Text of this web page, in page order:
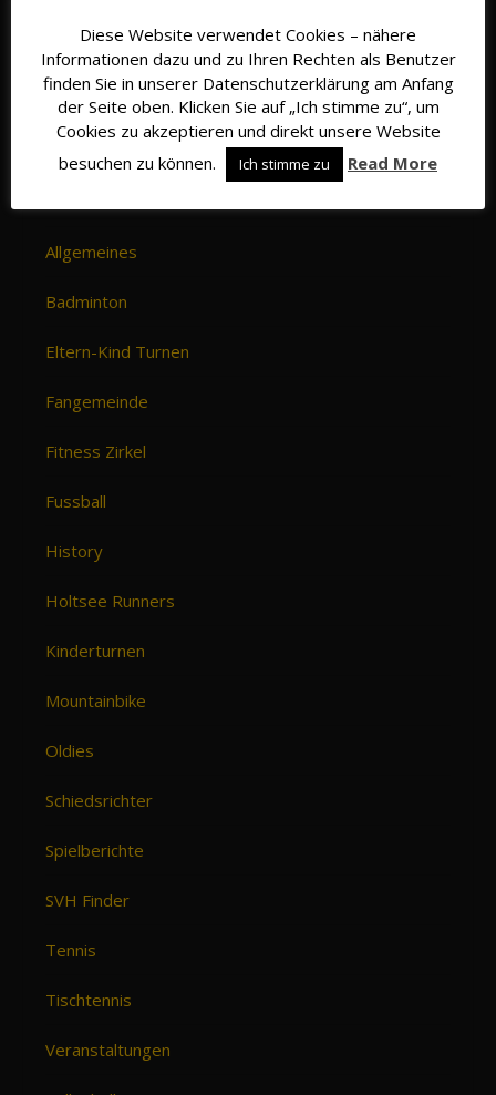
Kategorien
1. Herren
Allgemeines
Badminton
Eltern-Kind Turnen
Fangemeinde
Fitness Zirkel
Fussball
History
Holtsee Runners
Kinderturnen
Mountainbike
Oldies
Schiedsrichter
Spielberichte
SVH Finder
Tennis
Tischtennis
Veranstaltungen
Diese Website verwendet Cookies – nähere
Informationen dazu und zu Ihren Rechten als Benutzer
finden Sie in unserer Datenschutzerklärung am Anfang
der Seite oben. Klicken Sie auf „Ich stimme zu“, um
Cookies zu akzeptieren und direkt unsere Website
besuchen zu können.
Ich stimme zu Read More